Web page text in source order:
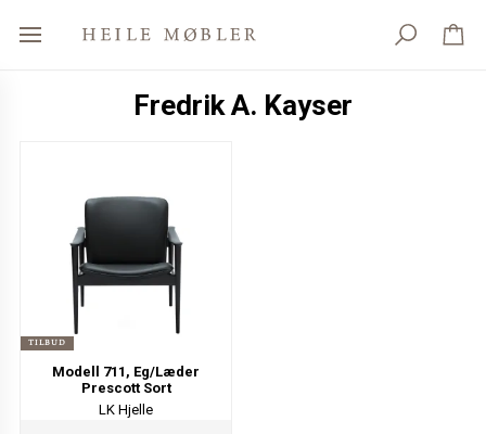
Fredrik A. Kayser
TILBUD
Modell 711, Eg/Læder
Prescott Sort
LK Hjelle